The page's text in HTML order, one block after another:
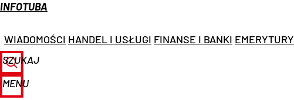
INFOTUBA
WIADOMOŚCI HANDEL I USŁUGI FINANSE I BANKI EMERYTURY
SZUKAJ
MENU